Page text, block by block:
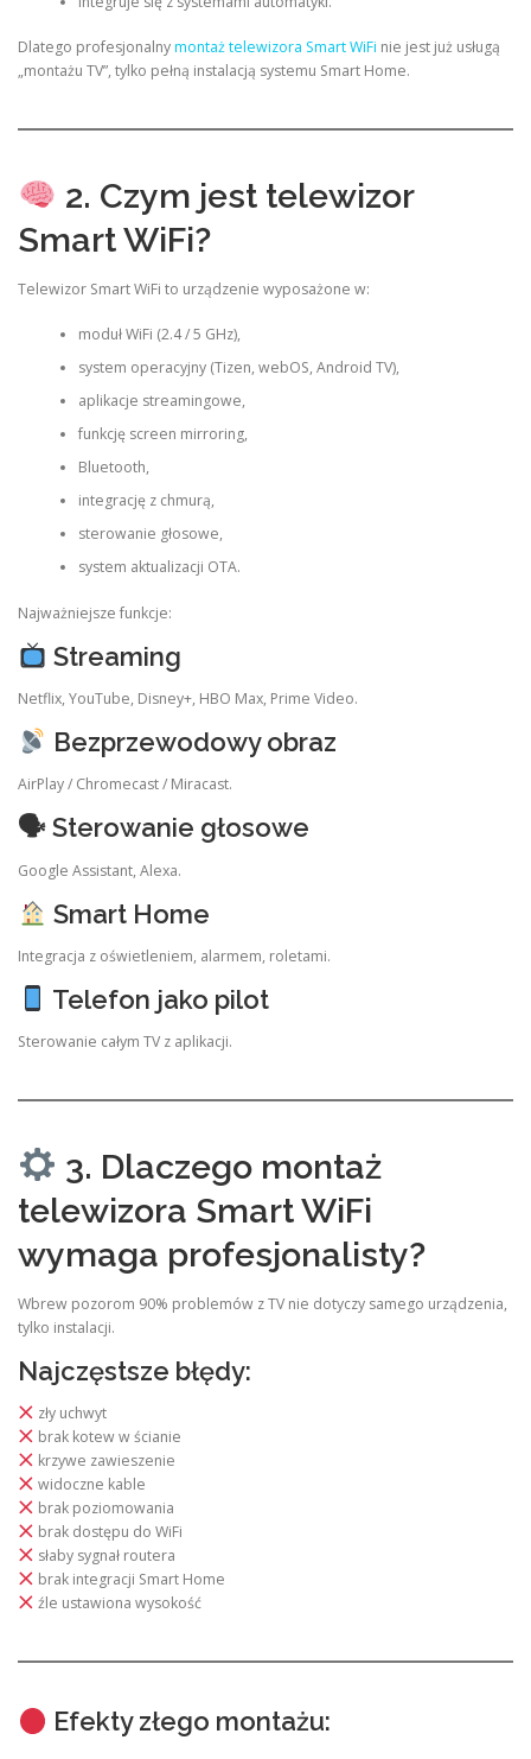
Dlatego profesjonalnymontaż telewizora Smart WiFi nie jest już usługą
„montażu TV”, tylko pełną instalacją systemu Smart Home.
2. Czym jest telewizor
Smart WiFi?
Telewizor Smart WiFi to urządzenie wyposażone w:
moduł WiFi (2.4 / 5 GHz),
system operacyjny (Tizen, webOS, Android TV),
aplikacje streamingowe,
funkcję screen mirroring,
Bluetooth,
integrację z chmurą,
sterowanie głosowe,
system aktualizacji OTA.
Najważniejsze funkcje:
Streaming
Netflix, YouTube, Disney+, HBO Max, Prime Video.
Bezprzewodowy obraz
AirPlay / Chromecast / Miracast.
🗣 Sterowanie głosowe
Google Assistant, Alexa.
Smart Home
Integracja z oświetleniem, alarmem, roletami.
Telefon jako pilot
Sterowanie całym TV z aplikacji.
3. Dlaczego montaż
telewizora Smart WiFi
wymaga profesjonalisty?
Wbrew pozorom 90% problemów z TV nie dotyczy samego urządzenia,
tylko instalacji.
Najczęstsze błędy:
zły uchwyt
brak kotew w ścianie
krzywe zawieszenie
widoczne kable
brak poziomowania
brak dostępu do WiFi
słaby sygnał routera
brak integracji Smart Home
źle ustawiona wysokość
Efekty złego montażu: